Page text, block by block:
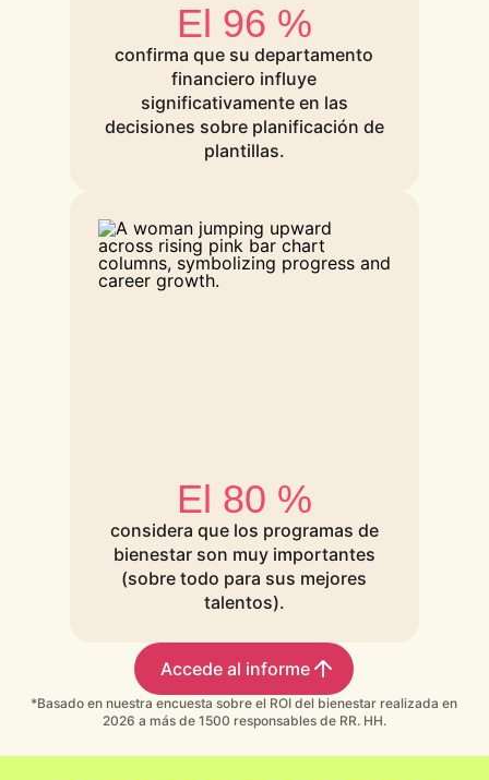
El 96 %
confirma que su departamento
financiero influye
significativamente en las
decisiones sobre planificación de
plantillas.
El 80 %
considera que los programas de
bienestar son muy importantes
(sobre todo para sus mejores
talentos).
Accede al informe
*Basado en nuestra encuesta sobre el ROI del bienestar realizada en
2026 a más de 1500 responsables de RR. HH.